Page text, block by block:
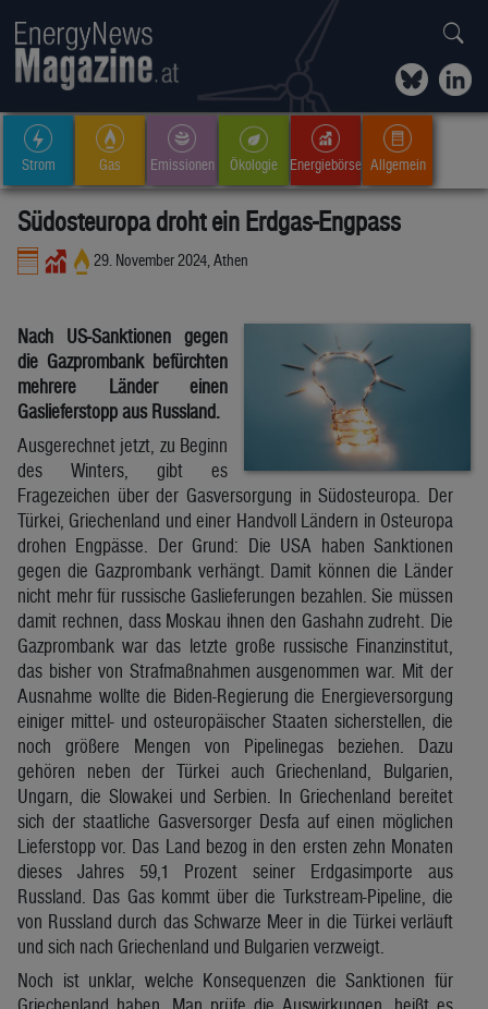
Strom Gas Emissionen Ökologie Energiebörse Allgemein
Südosteuropa droht ein Erdgas-Engpass
29. November 2024, Athen
Nach US-Sanktionen gegen
die Gazprombank befürchten
mehrere Länder einen
Gaslieferstopp aus Russland.
Ausgerechnet jetzt, zu Beginn
des Winters, gibt es
Fragezeichen über der Gasversorgung in Südosteuropa. Der
Türkei, Griechenland und einer Handvoll Ländern in Osteuropa
drohen Engpässe. Der Grund: Die USA haben Sanktionen
gegen die Gazprombank verhängt. Damit können die Länder
nicht mehr für russische Gaslieferungen bezahlen. Sie müssen
damit rechnen, dass Moskau ihnen den Gashahn zudreht. Die
Gazprombank war das letzte große russische Finanzinstitut,
das bisher von Strafmaßnahmen ausgenommen war. Mit der
Ausnahme wollte die Biden-Regierung die Energieversorgung
einiger mittel- und osteuropäischer Staaten sicherstellen, die
noch größere Mengen von Pipelinegas beziehen. Dazu
gehören neben der Türkei auch Griechenland, Bulgarien,
Ungarn, die Slowakei und Serbien. In Griechenland bereitet
sich der staatliche Gasversorger Desfa auf einen möglichen
Lieferstopp vor. Das Land bezog in den ersten zehn Monaten
dieses Jahres 59,1 Prozent seiner Erdgasimporte aus
Russland. Das Gas kommt über die Turkstream-Pipeline, die
von Russland durch das Schwarze Meer in die Türkei verläuft
und sich nach Griechenland und Bulgarien verzweigt.
Noch ist unklar, welche Konsequenzen die Sanktionen für